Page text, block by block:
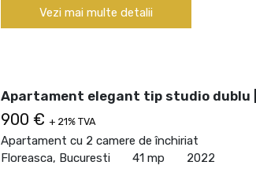
Vezi mai multe detalii
Apartament elegant tip studio dublu |
900 € + 21% TVA
Apartament cu 2 camere de închiriat
Floreasca, Bucuresti
41 mp 2022